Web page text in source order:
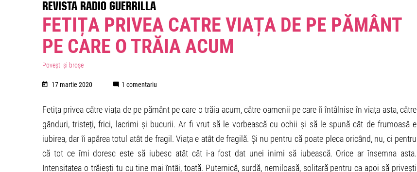
REVISTA RADIO GUERRILLA
FETIȚA PRIVEA CATRE VIAȚA DE PE PĂMÂNT
PE CARE O TRĂIA ACUM
Povești și broșe
17 martie 2020 1 comentariu
Fetița privea către viața de pe pământ pe care o trăia acum, către oamenii pe care îi întâlnise în viața asta, către
gânduri, tristeți, frici, lacrimi și bucurii. Ar fi vrut să le vorbească cu ochii și să le spună cât de frumoasă e
iubirea, dar îi apărea totul atât de fragil. Viața e atât de fragilă. Și nu pentru că poate pleca oricând, nu, ci pentru
că tot ce îmi doresc este să iubesc atât cât i-a fost dat unei inimi să iubească. Orice ar însemna asta.
Intensitatea o trăiești tu cu tine mai întâi, toată. Puternică, surdă, nemiloasă, solitară pentru ca apoi să privești